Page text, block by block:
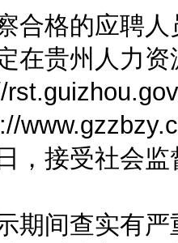
格的应聘人
在贵州人力
，接受社会监
间查实有严